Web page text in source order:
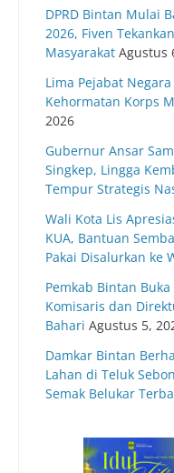
DPRD Bintan Mulai
2026, Fiven
Masyarakat Agustus
Lima Pejabat
Kehormatan Korps
2026
Gubernur Ansar
Singkep, Lingga
Tempur Strategis
Wali Kota Lis
KUA, Bantuan
Pakai Disalurkan ke
Pemkab Bintan
Komisaris dan
Bahari Agustus 5,
Damkar Bintan
Lahan di Teluk
Semak Belukar